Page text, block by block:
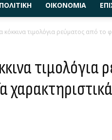
ΠΟΛΙΤΙΚΉ ΟΙΚΟΝΟΜΊΑ
κόκκινα τιμολόγια ρεύματος από
τιμολόγια